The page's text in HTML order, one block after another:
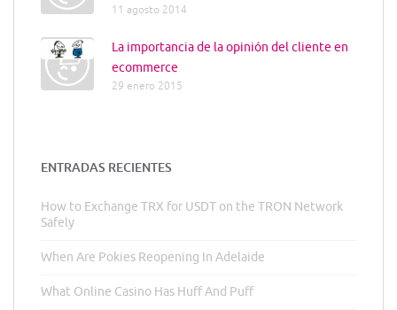
11 agosto 2014
La importancia de la opinión del cliente en
ecommerce
29 enero 2015
ENTRADAS RECIENTES
How to Exchange TRX for USDT on the TRON Network
Safely
When Are Pokies Reopening In Adelaide
What Online Casino Has Huff And Puff